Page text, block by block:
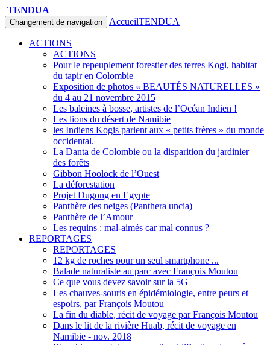
TENDUA
Changement de navigation AccueilTENDUA
ACTIONS
ACTIONS
Pour le repeuplement forestier des terres Kogi, habitat
du tapir en Colombie
Exposition de photos « BEAUTÉS NATURELLES »
du 4 au 21 novembre 2015
Les baleines à bosse, artistes de l’Océan Indien !
Les lions du désert de Namibie
les Indiens Kogis parlent aux « petits frères » du monde
occidental.
La Danta de Colombie ou la disparition du jardinier
des forêts
Gibbon Hoolock de l’Ouest
La déforestation
Projet Dugong en Egypte
Panthère des neiges (Panthera uncia)
Panthère de l’Amour
Les requins : mal-aimés car mal connus ?
REPORTAGES
REPORTAGES
12 kg de roches pour un seul smartphone ...
Balade naturaliste au parc avec François Moutou
Ce que vous devez savoir sur la 5G
Les chauves-souris en épidémiologie, entre peurs et
espoirs, par François Moutou
La fin du diable, récit de voyage par François Moutou
Dans le lit de la rivière Huab, récit de voyage en
Namibie - nov. 2018